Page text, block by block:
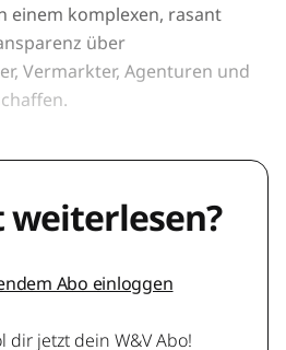
einem komplexen, rasant
über
Vermarkter, Agenturen und
weiterlesen?
Abo einloggen
dir jetzt dein W&V Abo!